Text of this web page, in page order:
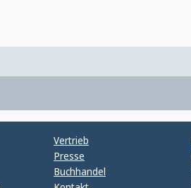
Vertrieb
Presse
Buchhandel